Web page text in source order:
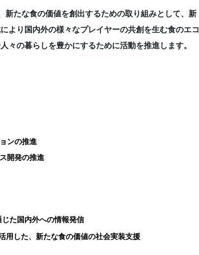
たな食の価値を創出するための取り組みとして、新
より国内外の様々なプレイヤーの共創を生む食のエコ
々の暮らしを豊かにするために活動を推進します。
ンの推進
開発の推進
た国内外への情報発信
用した、新たな食の価値の社会実装支援